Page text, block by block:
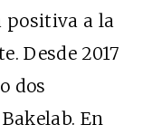
positiva a la
Desde 2017
dos
En